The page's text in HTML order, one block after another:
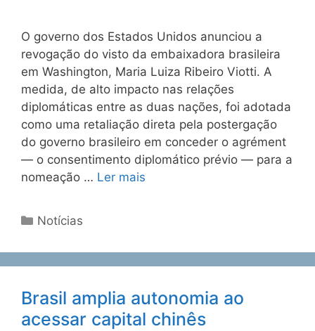
O governo dos Estados Unidos anunciou a
revogação do visto da embaixadora brasileira
em Washington, Maria Luiza Ribeiro Viotti. A
medida, de alto impacto nas relações
diplomáticas entre as duas nações, foi adotada
como uma retaliação direta pela postergação
do governo brasileiro em conceder o agrément
— o consentimento diplomático prévio — para a
nomeação … Ler mais
Notícias
Brasil amplia autonomia ao
acessar capital chinês